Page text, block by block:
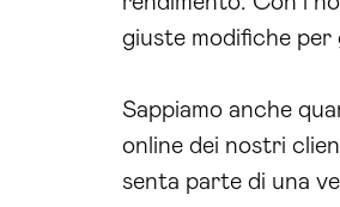
giuste modifiche
Sappiamo anche
online dei nostri
senta parte di una